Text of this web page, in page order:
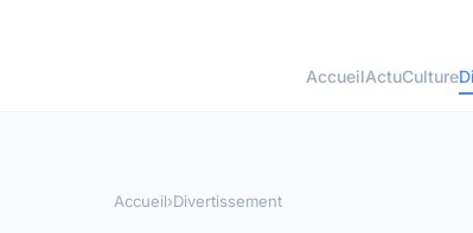
AccueilActuCulture
Accueil›Divertissement